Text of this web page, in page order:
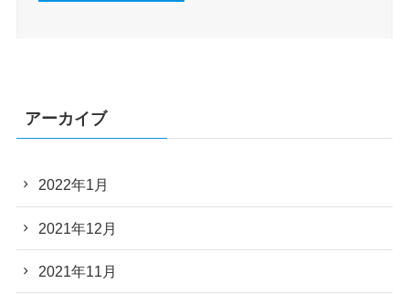
アーカイブ
2022年1月
2021年12月
2021年11月